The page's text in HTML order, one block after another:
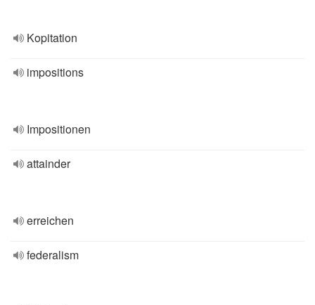
Kopitation
impositions
Impositionen
attainder
erreichen
federalism